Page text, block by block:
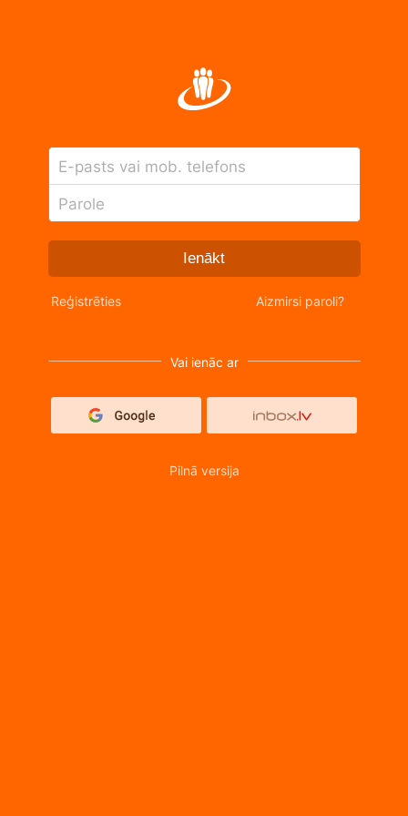
E-pasts vai mob. telefons
Parole
Ienākt
Reģistrēties Aizmirsi paroli?
Vai ienāc ar
Pilnā versija